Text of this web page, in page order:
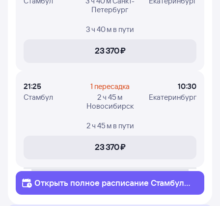
Петербург
3 ч 40 м в пути
23 ⁠370 ⁠₽
21:25
Стамбул
1 пересадка
2 ч 45 м
Новосибирск
10:30
Екатеринбург
2 ч 45 м в пути
23 ⁠370 ⁠₽
Открыть полное расписание Стамбул
Екатеринбург